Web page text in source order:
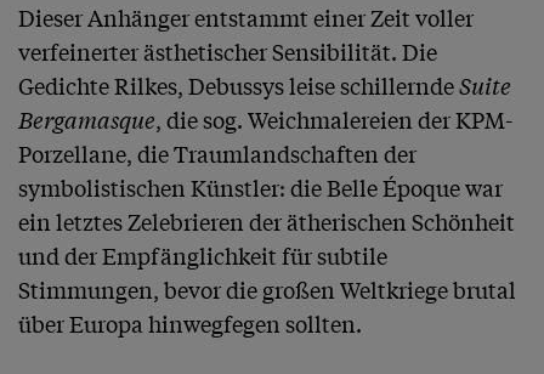
Dieser Anhänger entstammt einer Zeit voller
verfeinerter ästhetischer Sensibilität. Die
Gedichte Rilkes, Debussys leise schillernde Suite
Bergamasque, die sog. Weichmalereien der KPM-
Porzellane, die Traumlandschaften der
symbolistischen Künstler: die Belle Époque war
ein letztes Zelebrieren der ätherischen Schönheit
und der Empfänglichkeit für subtile
Stimmungen, bevor die großen Weltkriege brutal
über Europa hinwegfegen sollten.